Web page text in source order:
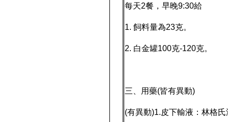
每天2餐，早晚9:30給
1. 飼料量為23克。
2. 白金罐100克-120克。
三、用藥(皆有異動)
(有異動)1.皮下輸液：林格